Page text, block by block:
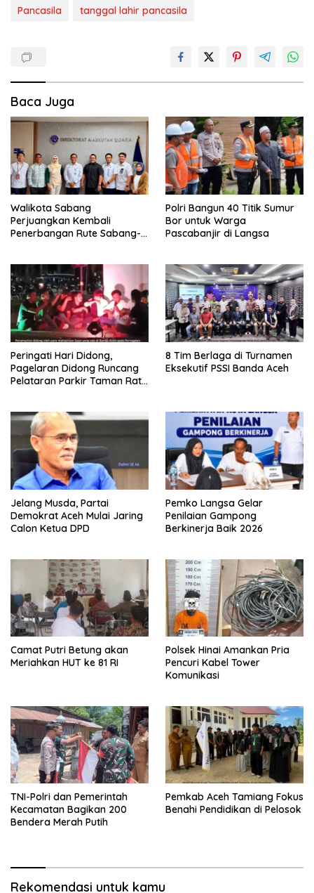
Pancasila
tanggal lahir pancasila
Baca Juga
Walikota Sabang
Perjuangkan Kembali
Penerbangan Rute Sabang-
Polri Bangun 40 Titik Sumur
Bor untuk Warga
Pascabanjir di Langsa
Peringati Hari Didong,
Pagelaran Didong Runcang
Pelataran Parkir Taman Ratu
8 Tim Berlaga di Turnamen
Eksekutif PSSI Banda Aceh
Jelang Musda, Partai
Demokrat Aceh Mulai Jaring
Calon Ketua DPD
Pemko Langsa Gelar
Penilaian Gampong
Berkinerja Baik 2026
Camat Putri Betung akan
Meriahkan HUT ke 81 RI
Polsek Hinai Amankan Pria
Pencuri Kabel Tower
Komunikasi
TNI-Polri dan Pemerintah
Kecamatan Bagikan 200
Bendera Merah Putih
Pemkab Aceh Tamiang Fokus
Benahi Pendidikan di Pelosok
Rekomendasi untuk kamu